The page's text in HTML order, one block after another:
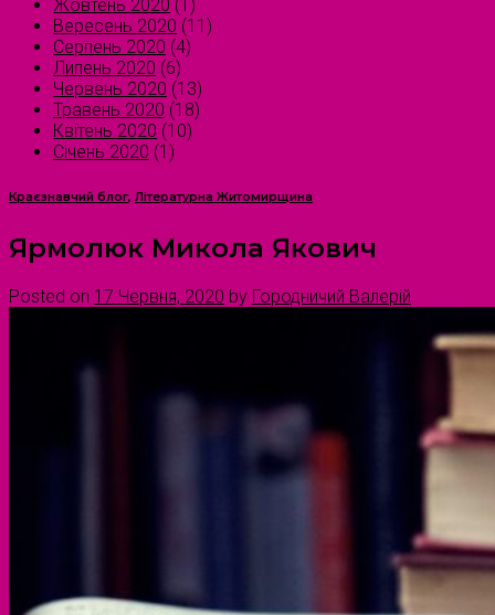
Жовтень 2020 (1)
Вересень 2020 (11)
Серпень 2020 (4)
Липень 2020 (6)
Червень 2020 (13)
Травень 2020 (18)
Квітень 2020 (10)
Січень 2020 (1)
Краєзнавчий блог, Літературна Житомирщина
Ярмолюк Микола Якович
Posted on 17 Червня, 2020 by Городничий Валерій